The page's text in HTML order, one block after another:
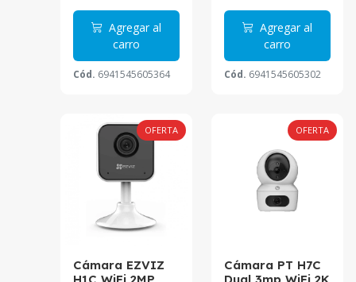
Agregar al
carro
Cód. 6941545605364
Agregar al
carro
Cód. 6941545605302
OFERTA
Cámara EZVIZ
H1C WiFi 2MP
OFERTA
Cámara PT H7C
Dual 3mp WiFi 2K